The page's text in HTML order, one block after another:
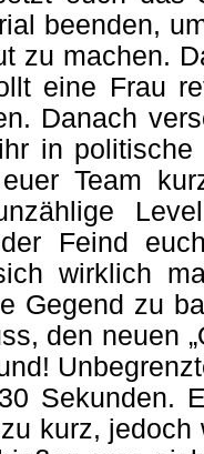
beenden,
zu machen.
eine Frau
Danach
in
Team
Feind
wirklich
Gegend zu
den neuen
Sekunden.
kurz,